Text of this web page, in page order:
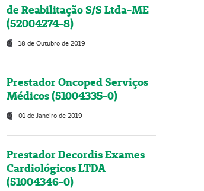
de Reabilitação S/S Ltda-ME
(52004274-8)
18 de Outubro de 2019
Prestador Oncoped Serviços
Médicos (51004335-0)
01 de Janeiro de 2019
Prestador Decordis Exames
Cardiológicos LTDA
(51004346-0)